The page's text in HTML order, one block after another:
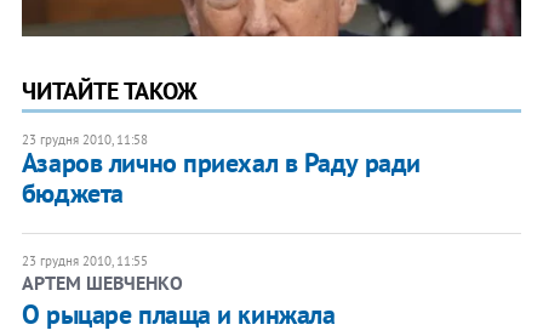
ЧИТАЙТЕ ТАКОЖ
23 грудня 2010, 11:58
Азаров лично приехал в Раду ради
бюджета
23 грудня 2010, 11:55
АРТЕМ ШЕВЧЕНКО
О рыцаре плаща и кинжала